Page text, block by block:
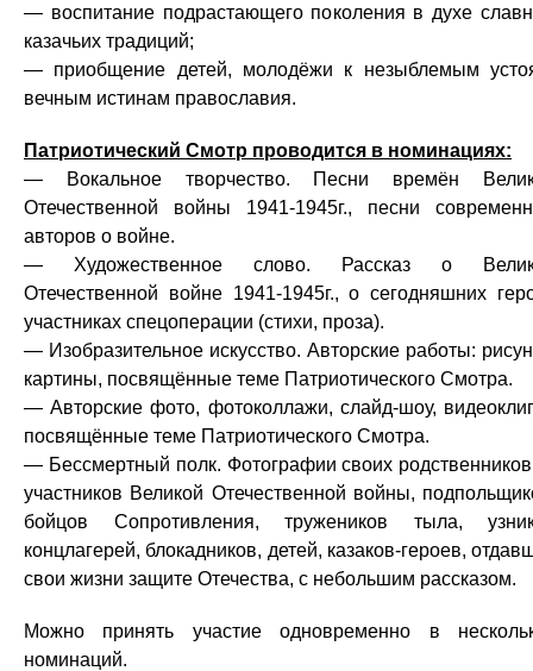
— воспитание подрастающего поколения в духе
казачьих традиций;
— приобщение детей, молодёжи к незыблемым
вечным истинам православия.
Патриотический Смотр проводится в номинациях:
— Вокальное творчество. Песни времён
Отечественной войны 1941-1945г., песни
авторов о войне.
— Художественное слово. Рассказ о
Отечественной войне 1941-1945г., о сегодняшних
участниках спецоперации (стихи, проза).
— Изобразительное искусство. Авторские работы:
картины, посвящённые теме Патриотического Смотра.
— Авторские фото, фотоколлажи, слайд-шоу,
посвящённые теме Патриотического Смотра.
— Бессмертный полк. Фотографии своих
участников Великой Отечественной войны,
бойцов Сопротивления, тружеников тыла,
концлагерей, блокадников, детей, казаков-героев,
свои жизни защите Отечества, с небольшим рассказом.
Можно принять участие одновременно в
номинаций.